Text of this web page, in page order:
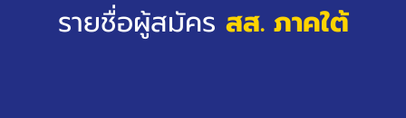
รายชื่อผู้สมัคร สส. ภาคใต้